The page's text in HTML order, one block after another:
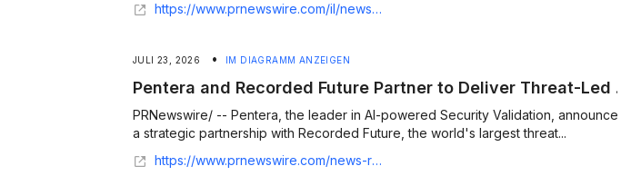
https://www.prnewswire.com/il/news-releases/pentera-brings-ai-native-web-app-pentesting-to-its-autonomous-security-validation-platform-302838034.html
JULI 23, 2026 • IM DIAGRAMM ANZEIGEN
Pentera and Recorded Future Partner to Deliver Threat-Led ...
PRNewswire/ -- Pentera, the leader in AI-powered Security Validation, announces
a strategic partnership with Recorded Future, the world's largest threat...
https://www.prnewswire.com/news-releases/pentera-and-recorded-future-partner-to-deliver-threat-led-exposure-validation-302830692.html